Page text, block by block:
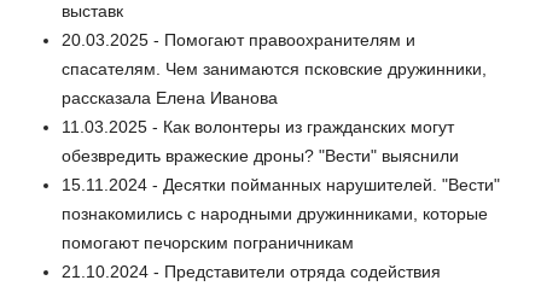
выставк
20.03.2025 - Помогают правоохранителям и
спасателям. Чем занимаются псковские дружинники,
рассказала Елена Иванова
11.03.2025 - Как волонтеры из гражданских могут
обезвредить вражеские дроны? "Вести" выяснили
15.11.2024 - Десятки пойманных нарушителей. "Вести"
познакомились с народными дружинниками, которые
помогают печорским пограничникам
21.10.2024 - Представители отряда содействия